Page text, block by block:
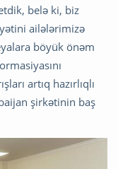
belə ki, biz
ailələrimizə
böyük önəm
artıq hazırlıqlı
şirkətinin baş